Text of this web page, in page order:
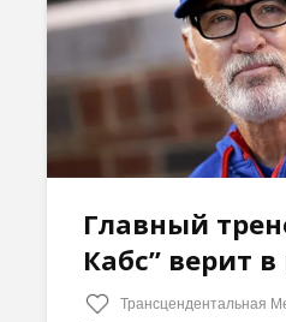
Главный
Кабс” верит в
Трансцендентальная